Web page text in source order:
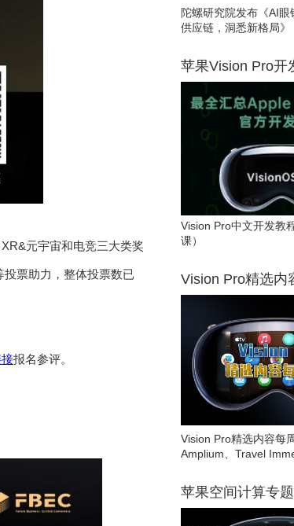
元宇宙和电竞三大类奖
票助力，整体投票数已
报名参评。
陀螺研究院发布《AI
供应链，洞悉新格局》
苹果Vision Pro开
Vision Pro中文开发教
课）
Vision Pro精选内
Vision Pro精选内容每
Amplium、Travel
苹果空间计算专题